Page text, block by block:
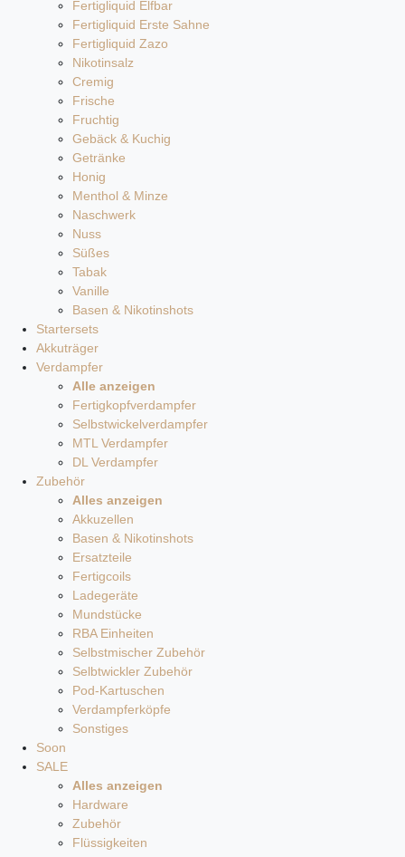
Fertigliquid Elfbar
Fertigliquid Erste Sahne
Fertigliquid Zazo
Nikotinsalz
Cremig
Frische
Fruchtig
Gebäck & Kuchig
Getränke
Honig
Menthol & Minze
Naschwerk
Nuss
Süßes
Tabak
Vanille
Basen & Nikotinshots
Startersets
Akkuträger
Verdampfer
Alle anzeigen
Fertigkopfverdampfer
Selbstwickelverdampfer
MTL Verdampfer
DL Verdampfer
Zubehör
Alles anzeigen
Akkuzellen
Basen & Nikotinshots
Ersatzteile
Fertigcoils
Ladegeräte
Mundstücke
RBA Einheiten
Selbstmischer Zubehör
Selbtwickler Zubehör
Pod-Kartuschen
Verdampferköpfe
Sonstiges
Soon
SALE
Alles anzeigen
Hardware
Zubehör
Flüssigkeiten